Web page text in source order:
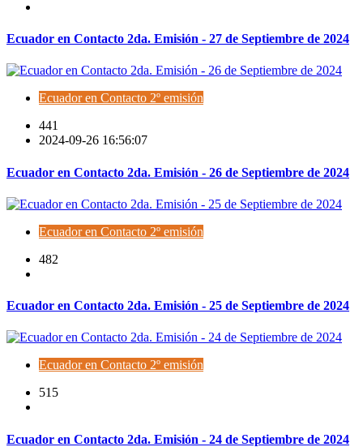
Ecuador en Contacto 2da. Emisión - 27 de Septiembre de 2024
Ecuador en Contacto 2º emisión
441
2024-09-26 16:56:07
Ecuador en Contacto 2da. Emisión - 26 de Septiembre de 2024
Ecuador en Contacto 2º emisión
482
Ecuador en Contacto 2da. Emisión - 25 de Septiembre de 2024
Ecuador en Contacto 2º emisión
515
Ecuador en Contacto 2da. Emisión - 24 de Septiembre de 2024